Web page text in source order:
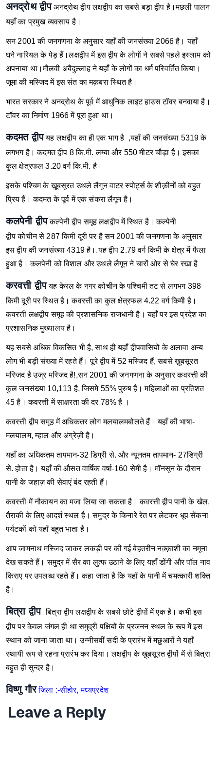
अनद्रोथ द्वीप अनद्रोथ द्वीप लक्षद्वीप का सबसे बड़ा द्वीप है।मछली पालन
यहाँ का प्रमुख व्यवसाय है।
सन 2001 की जनगणना के अनुसार यहाँ की जनसंख्या 2066 है। यहाँ
घने नारियल के पेड़ हैं।लक्षद्वीप में इस द्वीप के लोगों ने सबसे पहले इस्लाम को
अपनाया था।मौलवी अबैदुल्लाह ने यहाँ के लोगों का धर्म परिवर्तित किया।
जूमा की मस्जिद में इस संत का मक़बरा स्थित है।
भारत सरकार ने अनद्रोथ के पूर्व में आधुनिक लाइट हाउस टॉवर बनवाया है।
टॉवर का निर्माण 1966 में पूरा हुआ था।
कदमत द्वीप यह लक्षद्वीप का ही एक भाग है ,यहाँ की जनसंख्या 5319 के
लगभग है। कदमत द्वीप 8 कि.मी. लम्बा और 550 मीटर चौड़ा है। इसका
कुल क्षेत्रफल 3.20 वर्ग कि.मी. है।
इसके पश्चिम के ख़ूबसूरत उथले लैगून वाटर स्पोर्ट्स के शौक़ीनों को बहुत
प्रिय हैं। कदमत के पूर्व में एक संकरा लैगून है।
कलपेनी द्वीप कल्पेनी द्वीप समूह लक्षद्वीप में स्थित है। कल्पेनी
द्वीप कोचीन से 287 किमी दूरी पर है सन 2001 की जनगणना के अनुसार
इस द्वीप की जनसंख्या 4319 है।.यह द्वीप 2.79 वर्ग किमी के क्षेत्र में फैला
हुआ है। कलपेनी को विशाल और उथले लैगून ने चारों ओर से घेर रखा है
करवत्ती द्वीप यह केरल के नगर कोचीन के पश्चिमी तट से लगभग 398
किमी दूरी पर स्थित है। कवरत्ती का कुल क्षेत्रफल 4.22 वर्ग किमी है।
कवरत्ती लक्षद्वीप समूह की प्रशासनिक राजधानी है। यहाँ पर इस प्रदेश का
प्रशासनिक मुख्यालय है।
यह सबसे अधिक विकसित भी है, साथ ही यहाँ द्वीपवासियों के अलावा अन्य
लोग भी बड़ी संख्या में रहते हैं। पूरे द्वीप में 52 मस्जिद हैं, सबसे ख़ूबसूरत
मस्जिद है उज्र मस्जिद है!,सन 2001 की जनगणना के अनुसार कवरत्ती की
कुल जनसंख्या 10,113 है, जिसमे 55% पुरुष हैं। महिलाओं का प्रतिशत
45 है। कवरत्ती में साक्षरता की दर 78% है ।
कवरत्ती द्वीप समूह में अधिकतर लोग मलयालमबोलते हैं। यहाँ की भाषा-
मलयालम, म्हाल और अंग्रेज़ी है।
यहाँ का अधिकतम तापमान-32 डिग्री से. और न्यूनतम तापमान- 27डिग्री
से. होता है। यहाँ की औसत वार्षिक वर्षा-160 सेमी है। मॉनसून के दौरान
पानी के जहाज़ की सेवाएं बंद रहती हैं।
कवरत्ती में नौकायन का मजा लिया जा सकता है। कवरत्ती द्वीप पानी के खेल,
तैराकी के लिए आदर्श स्थल है। समुद्र के किनारे रेत पर लेटकर धूप सेंकना
पर्यटकों को यहाँ बहुत भाता है।
आप जामनाथ मस्जिद जाकर लकड़ी पर की गई बेहतरीन नक़्क़ाशी का नमूना
देख सकते हैं। समुद्र में सैर का लुत्फ उठाने के लिए यहाँ डोंगी और पॉल नाव
किराए पर उपलब्ध रहते हैं। कहा जाता है कि यहाँ के पानी में चमत्कारी शक्ति
है।
बित्रा द्वीप बित्रा द्वीप लक्षद्वीप के सबसे छोटे द्वीपों में एक है। कभी इस
द्वीप पर केवल जंगल ही था समुद्री पक्षियों के प्रजनन स्थल के रूप में इस
स्थान को जाना जाता था। उन्नीसवीं सदी के प्रारंभ में मछुआरों ने यहाँ
स्थायी रूप से रहना प्रारंभ कर दिया। लक्षद्वीप के ख़ूबसूरत द्वीपों में से बित्रा
बहुत ही सुन्दर है।
विष्णु गौर जिला :-सीहोर, मध्यप्रदेश
Leave a Reply